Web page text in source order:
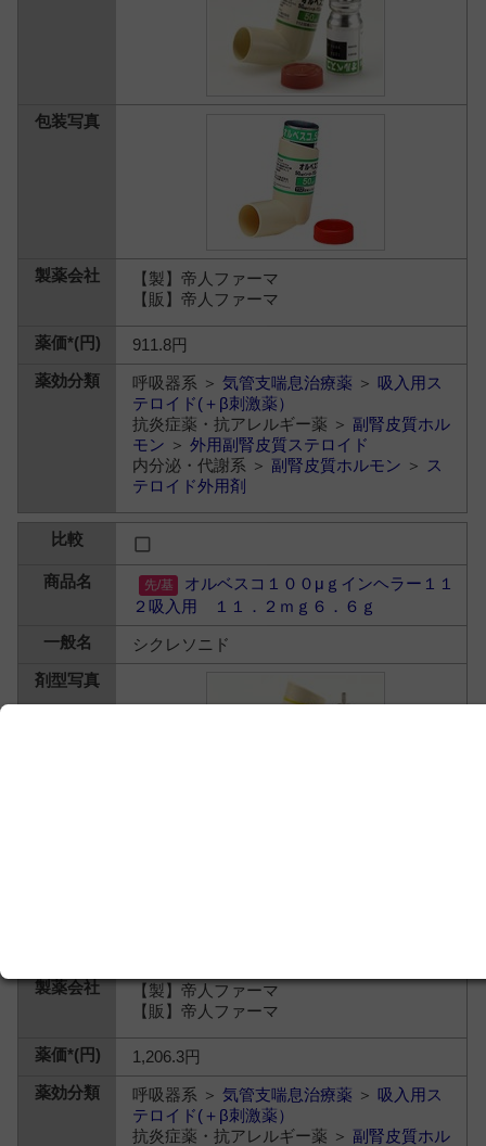
【製】帝人ファーマ
【販】帝人ファーマ
911.8円
呼吸器系 ＞気管支喘息治療薬 ＞吸入用ス
テロイド(＋β刺激薬）
抗炎症薬・抗アレルギー薬 ＞ 副腎皮質ホル
モン ＞外用副腎皮質ステロイド
内分泌・代謝系 ＞ 副腎皮質ホルモン ＞ ス
テロイド外用剤
オルベスコ１００μｇインヘラー１１
２吸入用 １１．２ｍｇ６．６ｇ
シクレソニド
【製】帝人ファーマ
【販】帝人ファーマ
1,206.3円
呼吸器系 ＞気管支喘息治療薬 ＞吸入用ス
テロイド(＋β刺激薬）
抗炎症薬・抗アレルギー薬 ＞ 副腎皮質ホル